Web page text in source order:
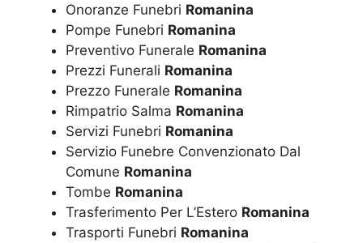
Onoranze Funebri Romanina
Pompe Funebri Romanina
Preventivo Funerale Romanina
Prezzi Funerali Romanina
Prezzo Funerale Romanina
Rimpatrio Salma Romanina
Servizi Funebri Romanina
Servizio Funebre Convenzionato Dal
Comune Romanina
Tombe Romanina
Trasferimento Per L’Estero Romanina
Trasporti Funebri Romanina